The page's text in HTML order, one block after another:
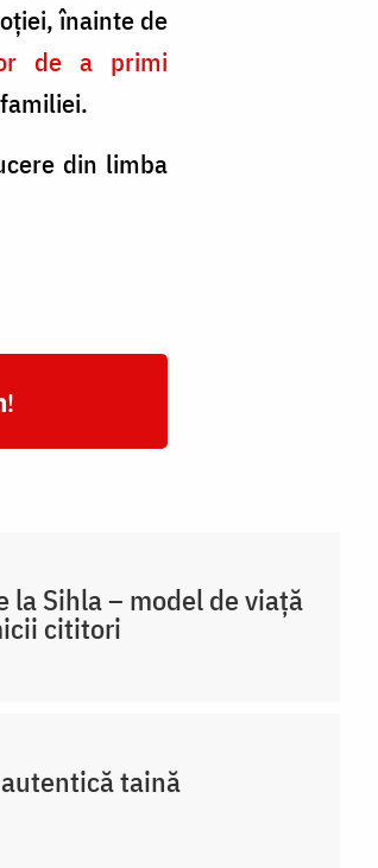
înainte de
de a primi
din limba
!
la Sihla – model de viaţă
cititori
taină